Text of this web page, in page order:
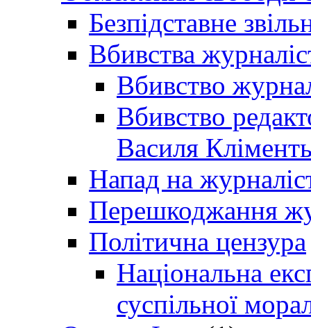
Безпідставне
Вбивства
Вбивство
Вбивство
Василя
Напад на
Перешкоджання
Політична цензура
Національна
суспільної